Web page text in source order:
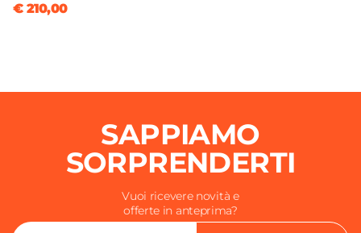
€ 210,00
SAPPIAMO
SORPRENDERTI
Vuoi ricevere novità e
offerte in anteprima?